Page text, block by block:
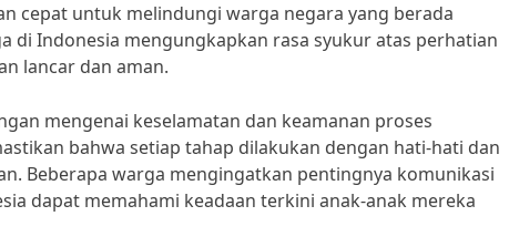
cepat untuk melindungi warga negara yang berada
di Indonesia mengungkapkan rasa syukur atas perhatian
lancar dan aman.
mengenai keselamatan dan keamanan proses
bahwa setiap tahap dilakukan dengan hati-hati dan
Beberapa warga mengingatkan pentingnya komunikasi
dapat memahami keadaan terkini anak-anak mereka